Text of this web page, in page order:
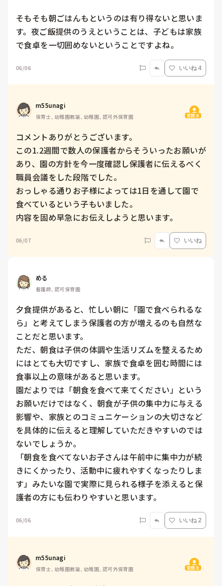
そもそも朝ごはんもというのは有り得ないと思いま
す。夜ご飯提供のうえということは、子どもは家族
で食卓を一切囲めないということですよね。
06/06 いいね 4
m55unagi
保育士, 幼稚園教諭, 幼稚園, 認可外保育園 質問主
コメントありがとうございます。
この1.2週間で数人の保護者からそういったお願いが
あり、園の方針を今一度確認し保護者に伝えるべく
職員会議をした段階でした。
おっしゃる通りお子様によっては1日を通して園で
食べているという子もいました。
06/07 いいね
める
看護師, 認可保育園
夕食提供があると、忙しい朝に「園で食べられるな
ら」と考えてしまう保護者の方が増えるのも自然な
ことだと思います。
ただ、朝食は子供の体調や生活リズムを整えるため
にはとても大切ですし、家族で食卓を囲む時間には
食事以上の意味があると思います。
園だよりでは「朝食を食べて来てください」という
お願いだけではなく、朝食が子供の集中力に与える
影響や、家族とのコミュニケーションの大切さなど
を具体的に伝えると理解していただきやすいのでは
ないでしょうか。
「朝食を食べてないお子さんは午前中に集中力が続
きにくかったり、活動中に疲れやすくなったりしま
す」みたいな園で実際に見られる様子を添えると保
護者の方にも伝わりやすいと思います。
06/06 いいね 2
m55unagi
保育士, 幼稚園教諭, 幼稚園, 認可外保育園 質問主